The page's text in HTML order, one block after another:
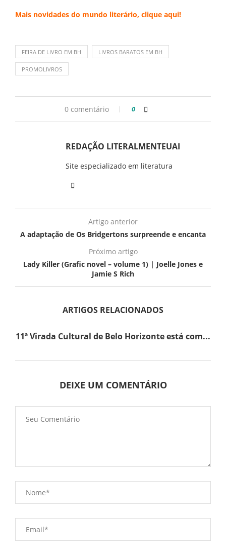
Mais novidades do mundo literário, clique aqui!
FEIRA DE LIVRO EM BH LIVROS BARATOS EM BH
PROMOLIVROS
0 comentário 0
REDAÇÃO LITERALMENTEUAI
Site especializado em literatura
Artigo anterior
A adaptação de Os Bridgertons surpreende e encanta
Próximo artigo
Lady Killer (Grafic novel – volume 1) | Joelle Jones e
Jamie S Rich
ARTIGOS RELACIONADOS
11ª Virada Cultural de Belo Horizonte está com...
DEIXE UM COMENTÁRIO